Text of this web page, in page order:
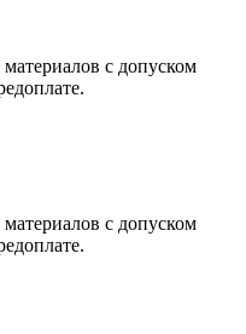
с допуском
с допуском